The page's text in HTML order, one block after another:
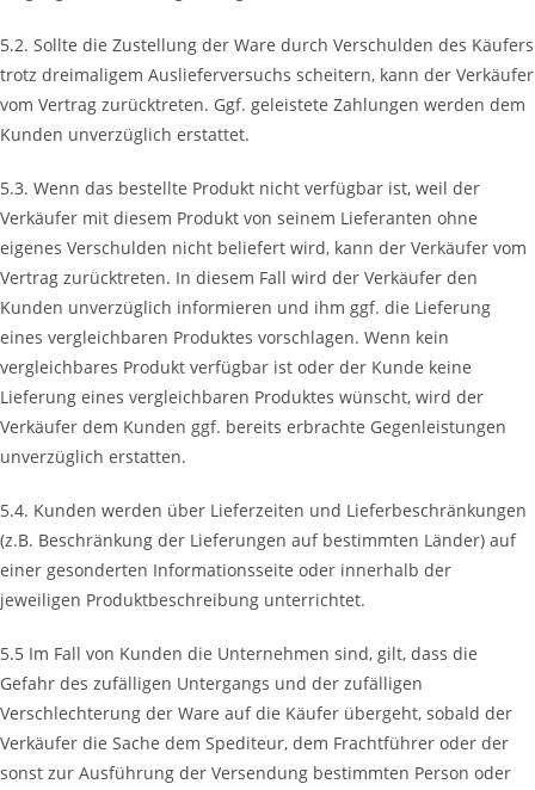
5.2. Sollte die Zustellung der Ware durch Verschulden des Käufers
trotz dreimaligem Auslieferversuchs scheitern, kann der Verkäufer
vom Vertrag zurücktreten. Ggf. geleistete Zahlungen werden dem
Kunden unverzüglich erstattet.
5.3. Wenn das bestellte Produkt nicht verfügbar ist, weil der
Verkäufer mit diesem Produkt von seinem Lieferanten ohne
eigenes Verschulden nicht beliefert wird, kann der Verkäufer vom
Vertrag zurücktreten. In diesem Fall wird der Verkäufer den
Kunden unverzüglich informieren und ihm ggf. die Lieferung
eines vergleichbaren Produktes vorschlagen. Wenn kein
vergleichbares Produkt verfügbar ist oder der Kunde keine
Lieferung eines vergleichbaren Produktes wünscht, wird der
Verkäufer dem Kunden ggf. bereits erbrachte Gegenleistungen
unverzüglich erstatten.
5.4. Kunden werden über Lieferzeiten und Lieferbeschränkungen
(z.B. Beschränkung der Lieferungen auf bestimmten Länder) auf
einer gesonderten Informationsseite oder innerhalb der
jeweiligen Produktbeschreibung unterrichtet.
5.5 Im Fall von Kunden die Unternehmen sind, gilt, dass die
Gefahr des zufälligen Untergangs und der zufälligen
Verschlechterung der Ware auf die Käufer übergeht, sobald der
Verkäufer die Sache dem Spediteur, dem Frachtführer oder der
sonst zur Ausführung der Versendung bestimmten Person oder